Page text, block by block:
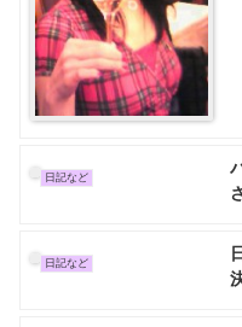
日記など
日記など